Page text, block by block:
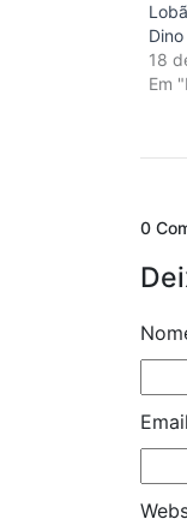
Dino
18
Em
0